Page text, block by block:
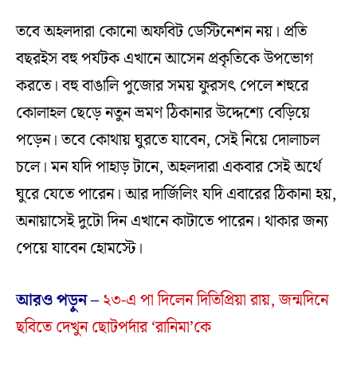
তবে অহলদারা কোনো অফবিট ডেস্টিনেশন নয়। প্রতি
বছরইস বহু পর্যটক এখানে আসেন প্রকৃতিকে উপভোগ
করতে। বহু বাঙালি পুজোর সময় ফুরসৎ পেলে শহুরে
কোলাহল ছেড়ে নতুন ভ্রমণ ঠিকানার উদ্দেশ্যে বেড়িয়ে
পড়েন। তবে কোথায় ঘুরতে যাবেন, সেই নিয়ে দোলাচল
চলে। মন যদি পাহাড় টানে, অহলদারা একবার সেই অর্থে
ঘুরে যেতে পারেন। আর দার্জিলিং যদি এবারের ঠিকানা হয়,
অনায়াসেই দুটো দিন এখানে কাটাতে পারেন। থাকার জন্য
পেয়ে যাবেন হোমস্টে।
আরও পড়ুন –২৩-এ পা দিলেন দিতিপ্রিয়া রায়, জন্মদিনে
ছবিতে দেখুন ছোটপর্দার ‘রানিমা’কে